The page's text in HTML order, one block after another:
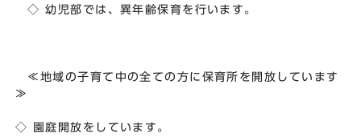
◇ 幼児部では、異年齢保育を行います。
≪地域の子育て中の全ての方に保育所を開放しています
≫
◇ 園庭開放をしています。